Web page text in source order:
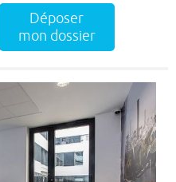
Déposer
mon dossier